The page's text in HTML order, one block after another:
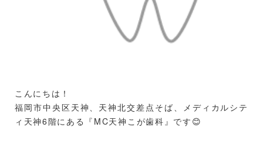
歯を失うと、顎骨が徐々に退縮することがありますが、
4. 長持ちする耐久性
適切なケアを行えば、インプラントは非常に長持ちしま
こんにちは！
福岡市中央区天神、天神北交差点そば、メディカルシテ
ィ天神6階にある『MC天神こが歯科』です😊